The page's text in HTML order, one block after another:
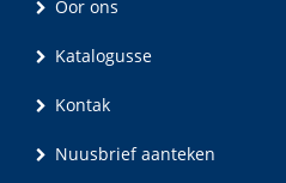
Oor ons
Katalogusse
Kontak
Nuusbrief aanteken